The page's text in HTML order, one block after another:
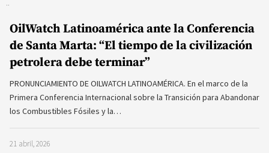
OilWatch Latinoamérica ante la Conferencia
de Santa Marta: “El tiempo de la civilización
petrolera debe terminar”
PRONUNCIAMIENTO DE OILWATCH LATINOAMÉRICA. En el marco de la
Primera Conferencia Internacional sobre la Transición para Abandonar
los Combustibles Fósiles y la…
21 abril, 2026